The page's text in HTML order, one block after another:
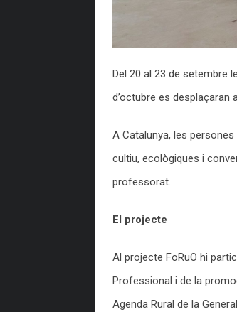
Del 20 al 23 de setembre
d’octubre es desplaçaran
A Catalunya, les
cultiu, ecològiques i
professorat.
El projecte
Al projecte FoRuO hi
Professional i de la
Agenda Rural de la